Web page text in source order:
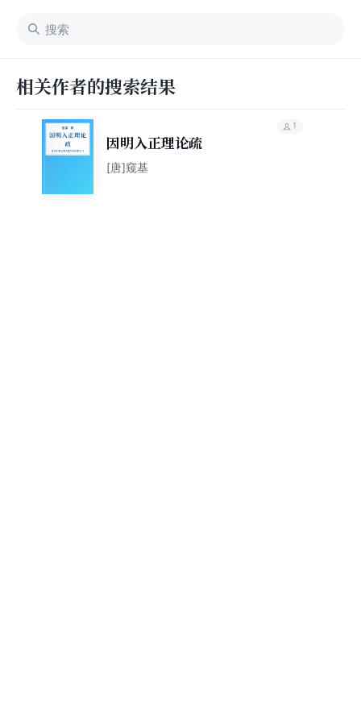
相关作者的搜索结果
因明入正理论疏
[唐]窥基
1